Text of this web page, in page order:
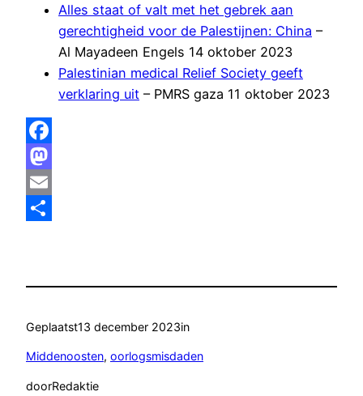
Alles staat of valt met het gebrek aan
gerechtigheid voor de Palestijnen: China –
Al Mayadeen Engels 14 oktober 2023
Palestinian medical Relief Society geeft
verklaring uit – PMRS gaza 11 oktober 2023
Facebook
Mastodon
Email
Geplaatst13 december 2023in
Middenoosten, oorlogsmisdaden
doorRedaktie